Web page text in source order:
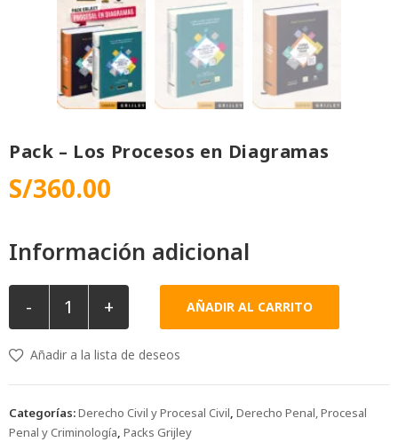
Pack – Los Procesos en Diagramas
S/360.00
Información adicional
- + AÑADIR AL CARRITO
Añadir a la lista de deseos
Categorías:Derecho Civil y Procesal Civil Derecho Penal, Procesal
Penal y Criminología Packs Grijley